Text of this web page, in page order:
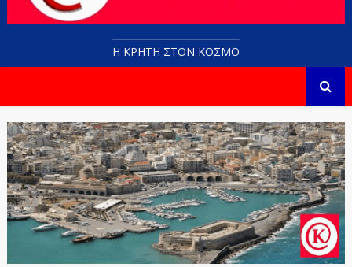
Η ΚΡΗΤΗ ΣΤΟN KOΣΜΟ